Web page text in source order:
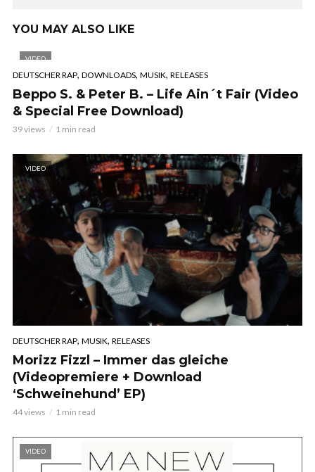
YOU MAY ALSO LIKE
VIDEO
DEUTSCHER RAP, DOWNLOADS, MUSIK, RELEASES
Beppo S. & Peter B. – Life Ain´t Fair (Video
& Special Free Download)
39 views 1 min read
VIDEO
DEUTSCHER RAP, MUSIK, RELEASES
Morizz Fizzl – Immer das gleiche
(Videopremiere + Download
‘Schweinehund’ EP)
44 views 1 min read
VIDEO